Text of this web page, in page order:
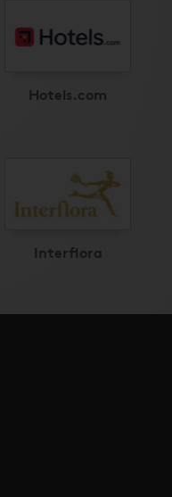
Hotels.com
Interflora